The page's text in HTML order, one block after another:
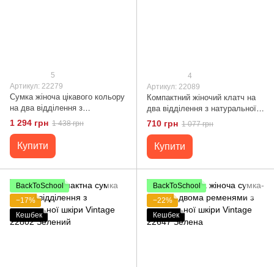
5
Артикул: 22279
Сумка жіноча цікавого кольору
на два відділення з
натуральної шкіри Vintage
22279 Фіолетова
1 294 грн 1 438 грн
Купити
4
Артикул: 22089
Компактний жіночий клатч на
два відділення з натуральної
шкіри 22089 Vintage Синій
710 грн 1 077 грн
Купити
BackToSchool
−17%
Кешбек
BackToSchool
−22%
Кешбек